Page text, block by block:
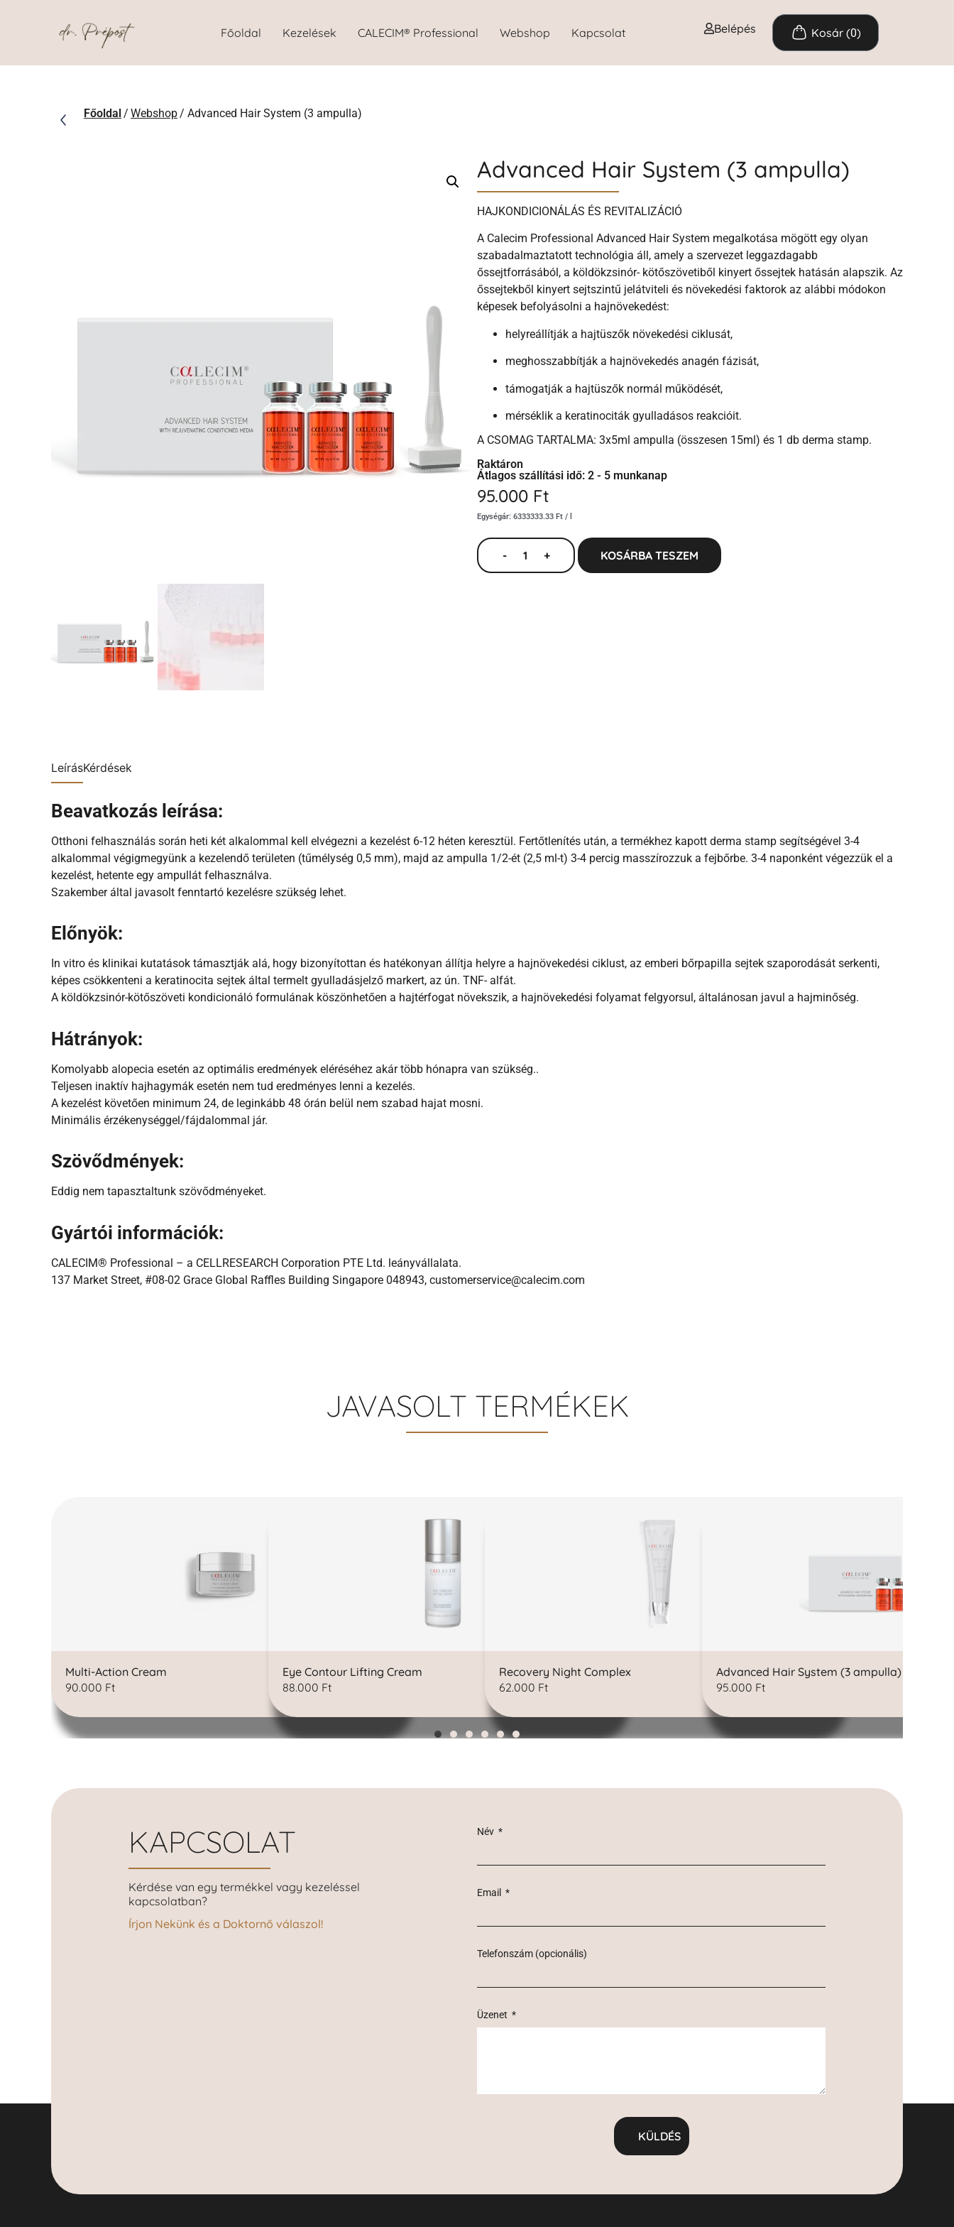
Főoldal Kezelések CALECIM® Professional Webshop Kapcsolat Belépés 0
Főoldal/ Webshop/ Advanced Hair System (3 ampulla)
Advanced Hair System (3 ampulla)
HAJKONDICIONÁLÁS ÉS REVITALIZÁCIÓ
A Calecim Professional Advanced Hair System megalkotása mögött egy olyan
szabadalmaztatott technológia áll, amely a szervezet leggazdagabb
őssejtforrásából, a köldökzsinór- kötőszövetiből kinyert őssejtek hatásán alapszik. Az
őssejtekből kinyert sejtszintű jelátviteli és növekedési faktorok az alábbi módokon
képesek befolyásolni a hajnövekedést:
helyreállítják a hajtüszők növekedési ciklusát,
meghosszabbítják a hajnövekedés anagén fázisát,
támogatják a hajtüszők normál működését,
mérséklik a keratinociták gyulladásos reakcióit.
A CSOMAG TARTALMA: 3x5ml ampulla (összesen 15ml) és 1 db derma stamp.
Raktáron
Átlagos szállítási idő: 2 - 5 munkanap
95.000 Ft
Egységár: 6333333.33 Ft / l
- + KOSÁRBA TESZEM
LeírásKérdések
Beavatkozás leírása:
Otthoni felhasználás során heti két alkalommal kell elvégezni a kezelést 6-12 héten keresztül. Fertőtlenítés után, a termékhez kapott derma stamp segítségével 3-4
alkalommal végigmegyünk a kezelendő területen (tűmélység 0,5 mm), majd az ampulla 1/2-ét (2,5 ml-t) 3-4 percig masszírozzuk a fejbőrbe. 3-4 naponként végezzük el a
kezelést, hetente egy ampullát felhasználva.
Szakember által javasolt fenntartó kezelésre szükség lehet.
Előnyök:
In vitro és klinikai kutatások támasztják alá, hogy bizonyítottan és hatékonyan állítja helyre a hajnövekedési ciklust, az emberi bőrpapilla sejtek szaporodását serkenti,
képes csökkenteni a keratinocita sejtek által termelt gyulladásjelző markert, az ún. TNF- alfát.
A köldökzsinór-kötőszöveti kondicionáló formulának köszönhetően a hajtérfogat növekszik, a hajnövekedési folyamat felgyorsul, általánosan javul a hajminőség.
Hátrányok:
Komolyabb alopecia esetén az optimális eredmények eléréséhez akár több hónapra van szükség..
Teljesen inaktív hajhagymák esetén nem tud eredményes lenni a kezelés.
A kezelést követően minimum 24, de leginkább 48 órán belül nem szabad hajat mosni.
Minimális érzékenységgel/fájdalommal jár.
Szövődmények:
Eddig nem tapasztaltunk szövődményeket.
Gyártói információk:
CALECIM® Professional – a CELLRESEARCH Corporation PTE Ltd. leányvállalata.
137 Market Street, #08-02 Grace Global Raffles Building Singapore 048943, customerservice@calecim.com
JAVASOLT TERMÉKEK
Multi-Action Cream
90.000 Ft
Eye Contour Lifting Cream
88.000 Ft
Recovery Night Complex
62.000 Ft
Advanced Hair System (3 ampulla)
95.000 Ft
KAPCSOLAT
Kérdése van egy termékkel vagy kezeléssel
kapcsolatban?
Írjon Nekünk és a Doktornő válaszol!
Név
Email
Telefonszám (opcionális)
Üzenet
KÜLDÉS